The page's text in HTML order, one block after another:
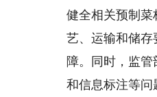
健全相关预制
艺、运输和储
障。同时，监
和信息标注等问